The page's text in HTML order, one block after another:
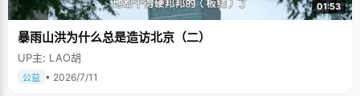
01:53
暴雨山洪为什么总是造访北京（二）
UP主: LAO胡
公益 • 2026/7/11